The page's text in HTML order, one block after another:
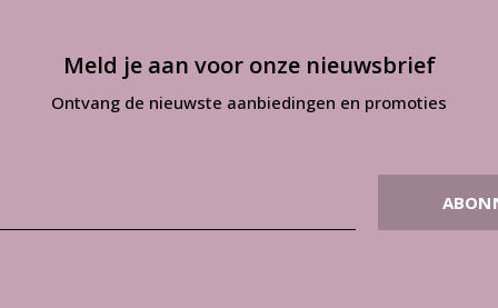
Meld je aan voor onze nieuwsbrief
Ontvang de nieuwste aanbiedingen en promoties